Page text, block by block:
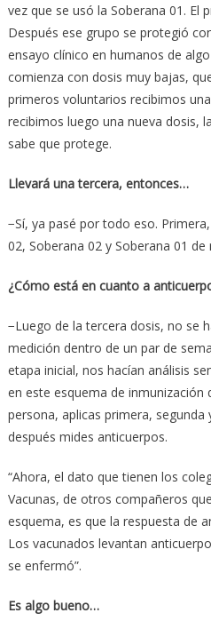
vez que se usó la Soberana 01. El
Después ese grupo se protegió
ensayo clínico en humanos de
comienza con dosis muy bajas,
primeros voluntarios recibimos
recibimos luego una nueva dosis,
sabe que protege.
Llevará una tercera, entonces…
−Sí, ya pasé por todo eso.
02, Soberana 02 y Soberana 01 de
¿Cómo está en cuanto a
−Luego de la tercera dosis, no se
medición dentro de un par de
etapa inicial, nos hacían análisis
en este esquema de inmunización
persona, aplicas primera, segunda
después mides anticuerpos.
“Ahora, el dato que tienen los
Vacunas, de otros compañeros
esquema, es que la respuesta de
Los vacunados levantan
se enfermó”.
Es algo bueno…